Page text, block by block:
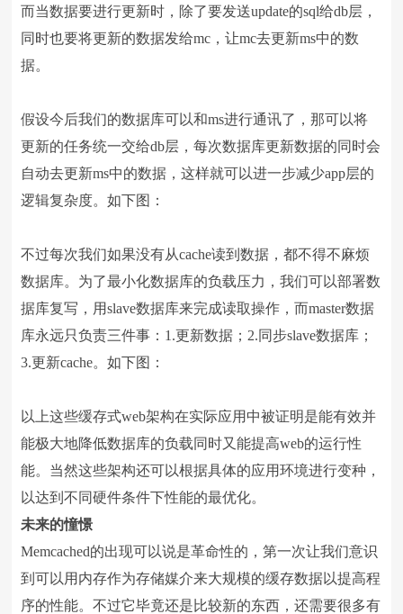
而当数据要进行更新时，除了要发送update的sql给db层，
同时也要将更新的数据发给mc，让mc去更新ms中的数
据。
假设今后我们的数据库可以和ms进行通讯了，那可以将
更新的任务统一交给db层，每次数据库更新数据的同时会
自动去更新ms中的数据，这样就可以进一步减少app层的
逻辑复杂度。如下图：
不过每次我们如果没有从cache读到数据，都不得不麻烦
数据库。为了最小化数据库的负载压力，我们可以部署数
据库复写，用slave数据库来完成读取操作，而master数据
库永远只负责三件事：1.更新数据；2.同步slave数据库；
3.更新cache。如下图：
以上这些缓存式web架构在实际应用中被证明是能有效并
能极大地降低数据库的负载同时又能提高web的运行性
能。当然这些架构还可以根据具体的应用环境进行变种，
以达到不同硬件条件下性能的最优化。
未来的憧憬
Memcached的出现可以说是革命性的，第一次让我们意识
到可以用内存作为存储媒介来大规模的缓存数据以提高程
序的性能。不过它毕竟还是比较新的东西，还需要很多有